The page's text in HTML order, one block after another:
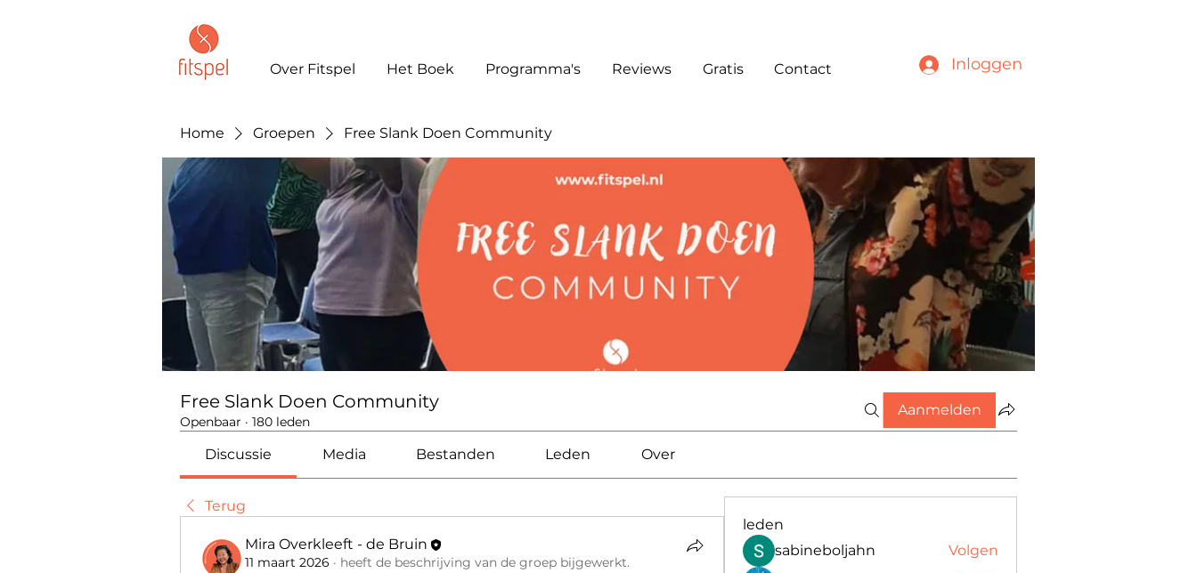
Over Fitspel Het Boek Programma's Reviews Gratis Contact Inloggen
Home Groepen Free Slank Doen Community
Free Slank Doen Community
Openbaar · 180 leden
Aanmelden
Discussie Media Bestanden Leden Over
Terug
Mira Overkleeft - de Bruin
11 maart 2026 · heeft de beschrijving van de groep bijgewerkt.
leden
sabineboljahn
Volgen